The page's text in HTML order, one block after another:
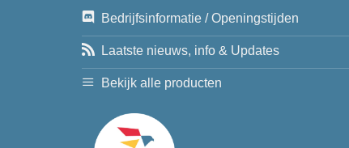
Bedrijfsinformatie / Openingstijden
Laatste nieuws, info & Updates
Bekijk alle producten